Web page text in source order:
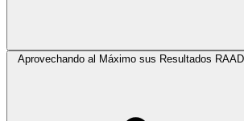
Aprovechando al Máximo sus Resultados